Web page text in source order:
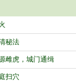
秘法
雌虎，城门通缉
扫穴